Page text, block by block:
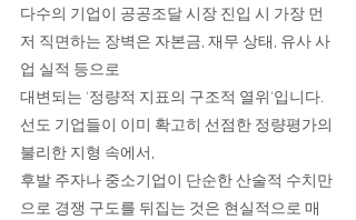
다수의 기업이 공공조달 시장 진입 시 가장 먼
저 직면하는 장벽은 자본금, 재무 상태, 유사 사
업 실적 등으로
대변되는 '정량적 지표의 구조적 열위'입니다.
선도 기업들이 이미 확고히 선점한 정량평가의
불리한 지형 속에서,
후발 주자나 중소기업이 단순한 산술적 수치만
으로 경쟁 구도를 뒤집는 것은 현실적으로 매